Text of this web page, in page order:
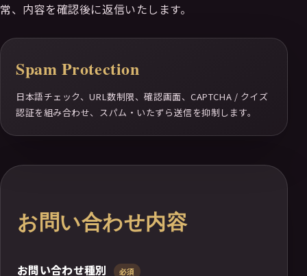
常、内容を確認後に返信いたします。
Spam Protection
日本語チェック、URL数制限、確認画面、CAPTCHA / クイズ
認証を組み合わせ、スパム・いたずら送信を抑制します。
お問い合わせ内容
お問い合わせ種別 必須